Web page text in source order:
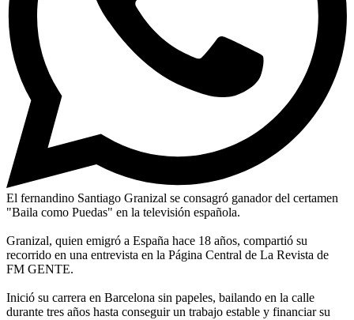
El fernandino Santiago Granizal se consagró ganador del certamen
"Baila como Puedas" en la televisión española.
Granizal, quien emigró a España hace 18 años, compartió su
recorrido en una entrevista en la Página Central de La Revista de
FM GENTE.
Inició su carrera en Barcelona sin papeles, bailando en la calle
durante tres años hasta conseguir un trabajo estable y financiar su